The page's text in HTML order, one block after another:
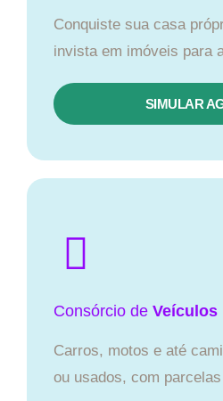
Conquiste sua casa
invista em imóveis para
SIMULAR
Consórcio de Veículos
Carros, motos e até
ou usados, com